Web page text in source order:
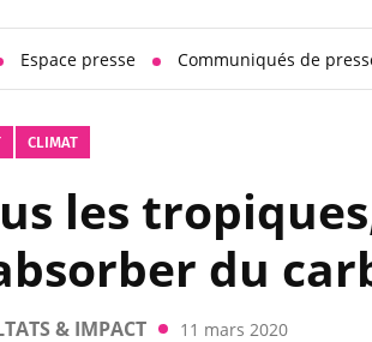
Espace presse Communiqués de
CLIMAT
les
du
& IMPACT 11 mars 2020